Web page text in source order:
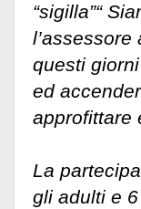
“sigilla”“
l’assessore
questi
ed
approfittare
La
gli adulti e